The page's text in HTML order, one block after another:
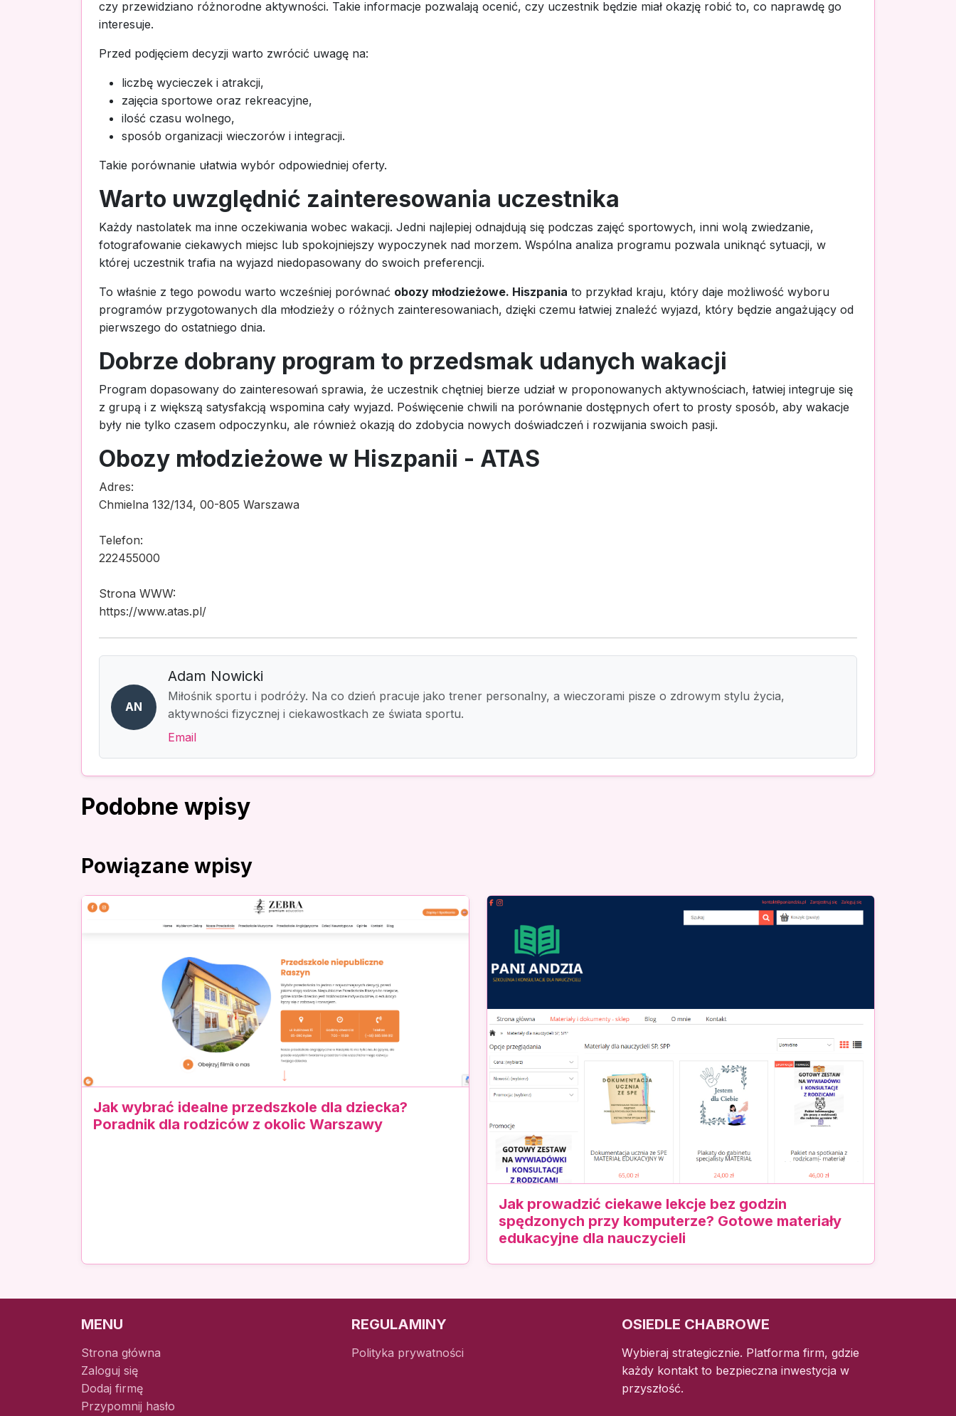
czy przewidziano różnorodne aktywności. Takie informacje pozwalają ocenić, czy uczestnik będzie miał okazję robić to, co naprawdę go
interesuje.
Przed podjęciem decyzji warto zwrócić uwagę na:
liczbę wycieczek i atrakcji,
zajęcia sportowe oraz rekreacyjne,
ilość czasu wolnego,
sposób organizacji wieczorów i integracji.
Takie porównanie ułatwia wybór odpowiedniej oferty.
Warto uwzględnić zainteresowania uczestnika
Każdy nastolatek ma inne oczekiwania wobec wakacji. Jedni najlepiej odnajdują się podczas zajęć sportowych, inni wolą zwiedzanie,
fotografowanie ciekawych miejsc lub spokojniejszy wypoczynek nad morzem. Wspólna analiza programu pozwala uniknąć sytuacji, w
której uczestnik trafia na wyjazd niedopasowany do swoich preferencji.
To właśnie z tego powodu warto wcześniej porównać obozy młodzieżowe. Hiszpania to przykład kraju, który daje możliwość wyboru
programów przygotowanych dla młodzieży o różnych zainteresowaniach, dzięki czemu łatwiej znaleźć wyjazd, który będzie angażujący od
pierwszego do ostatniego dnia.
Dobrze dobrany program to przedsmak udanych wakacji
Program dopasowany do zainteresowań sprawia, że uczestnik chętniej bierze udział w proponowanych aktywnościach, łatwiej integruje się
z grupą i z większą satysfakcją wspomina cały wyjazd. Poświęcenie chwili na porównanie dostępnych ofert to prosty sposób, aby wakacje
były nie tylko czasem odpoczynku, ale również okazją do zdobycia nowych doświadczeń i rozwijania swoich pasji.
Obozy młodzieżowe w Hiszpanii - ATAS
Adres:
Chmielna 132/134, 00-805 Warszawa
Telefon:
222455000
Strona WWW:
https://www.atas.pl/
AN
Adam Nowicki
Miłośnik sportu i podróży. Na co dzień pracuje jako trener personalny, a wieczorami pisze o zdrowym stylu życia,
aktywności fizycznej i ciekawostkach ze świata sportu.
Email
Podobne wpisy
Powiązane wpisy
Jak wybrać idealne przedszkole dla dziecka?
Poradnik dla rodziców z okolic Warszawy
Jak prowadzić ciekawe lekcje bez godzin
spędzonych przy komputerze? Gotowe materiały
edukacyjne dla nauczycieli
MENU
Strona główna
Zaloguj się
Dodaj firmę
Przypomnij hasło
REGULAMINY
Polityka prywatności
OSIEDLE CHABROWE
Wybieraj strategicznie. Platforma firm, gdzie
każdy kontakt to bezpieczna inwestycja w
przyszłość.